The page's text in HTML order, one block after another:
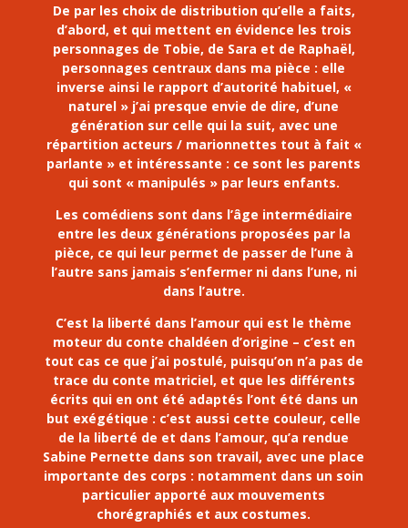
De par les choix de distribution qu’elle a faits,
d’abord, et qui mettent en évidence les trois
personnages de Tobie, de Sara et de Raphaël,
personnages centraux dans ma pièce : elle
inverse ainsi le rapport d’autorité habituel, «
naturel » j’ai presque envie de dire, d’une
génération sur celle qui la suit, avec une
répartition acteurs / marionnettes tout à fait «
parlante » et intéressante : ce sont les parents
qui sont « manipulés » par leurs enfants.
Les comédiens sont dans l’âge intermédiaire
entre les deux générations proposées par la
pièce, ce qui leur permet de passer de l’une à
l’autre sans jamais s’enfermer ni dans l’une, ni
dans l’autre.
C’est la liberté dans l’amour qui est le thème
moteur du conte chaldéen d’origine – c’est en
tout cas ce que j’ai postulé, puisqu’on n’a pas de
trace du conte matriciel, et que les différents
écrits qui en ont été adaptés l’ont été dans un
but exégétique : c’est aussi cette couleur, celle
de la liberté de et dans l’amour, qu’a rendue
Sabine Pernette dans son travail, avec une place
importante des corps : notamment dans un soin
particulier apporté aux mouvements
chorégraphiés et aux costumes.